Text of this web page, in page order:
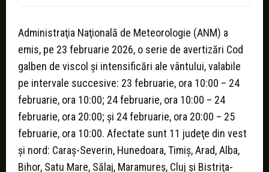
Administraţia Naţională de Meteorologie (ANM) a
emis, pe 23 februarie 2026, o serie de avertizări Cod
galben de viscol şi intensificări ale vântului, valabile
pe intervale succesive: 23 februarie, ora 10:00 – 24
februarie, ora 10:00; 24 februarie, ora 10:00 – 24
februarie, ora 20:00; şi 24 februarie, ora 20:00 – 25
februarie, ora 10:00. Afectate sunt 11 judeţe din vest
şi nord: Caraş-Severin, Hunedoara, Timiş, Arad, Alba,
Bihor, Satu Mare, Sălaj, Maramureş, Cluj şi Bistriţa-